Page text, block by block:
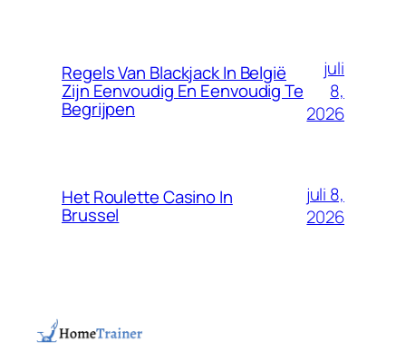
Regels Van Blackjack In België
Zijn Eenvoudig En Eenvoudig Te
Begrijpen
juli
8,
2026
Het Roulette Casino In
Brussel
juli 8,
2026